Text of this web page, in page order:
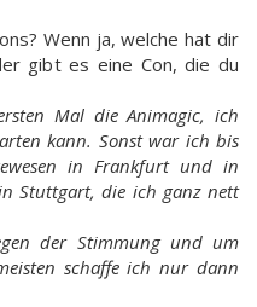
Wenn ja, welche hat dir
gibt es eine Con, die du
Mal die Animagic, ich
kann. Sonst war ich bis
in Frankfurt und in
Stuttgart, die ich ganz nett
der Stimmung und um
schaffe ich nur dann